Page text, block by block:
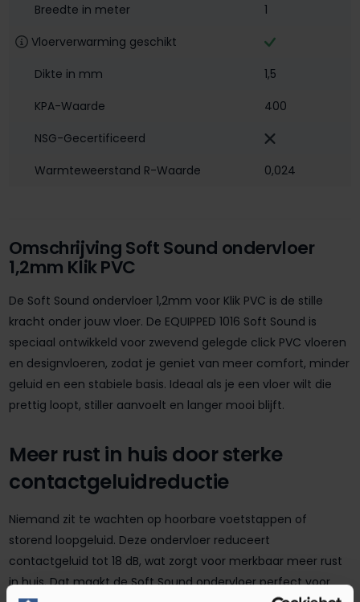
Breedte in meter
1
Vloerverwarming geschikt
Dikte in mm
1,5
KPA-Waarde
400
NSG-Gecertificeerd
Warmteweerstand R-Waarde
0,024
Omschrijving Soft Sound ondervloer
1,2mm Klik PVC
De Soft Sound ondervloer 1,2mm voor Klik PVC is de stille
kracht onder jouw vloer. De EQUIPPED 1016 Soft Sound is
speciaal ontwikkeld voor zwevend gelegde click PVC vloeren
en designvloeren, zodat je geniet van meer comfort, minder
geluid en een stabiele basis. Ideaal als je een vloer wilt die
prettig loopt, stiller aanvoelt en langer mooi blijft.
Meer rust in huis door sterke
contactgeluidreductie
Niemand zit te wachten op hoorbare voetstappen of
storend loopgeluid. Deze ondervloer reduceert
contactgeluid tot 18 dB, wat zorgt voor merkbaar meer rust
in huis. Dat maakt de Soft Sound ondervloer perfect voor